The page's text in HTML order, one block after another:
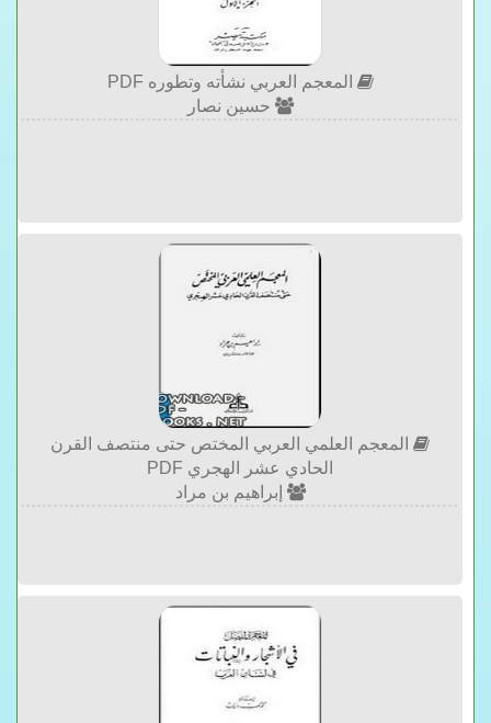
المعجم العربي نشأته وتطوره PDF
حسين نصار
المعجم العلمي العربي المختص حتى منتصف القرن
الحادي عشر الهجري PDF
إبراهيم بن مراد